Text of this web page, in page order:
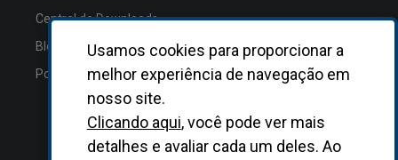
Central de Downloads
Blog
Política de Privacidade
Usamos cookies para proporcionar a
melhor experiência de navegação em
nosso site.
Clicando aqui, você pode ver mais
detalhes e avaliar cada um deles. Ao